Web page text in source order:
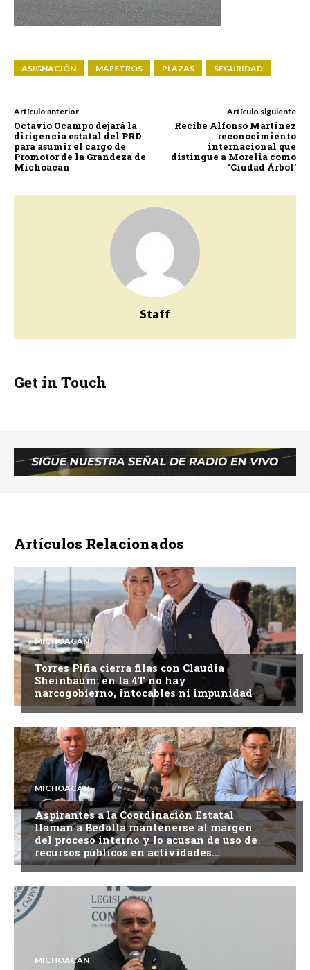
ASIGNACIÓN MAESTROS PLAZAS SEGURIDAD
Artículo anterior
Octavio Ocampo dejará la
dirigencia estatal del PRD
para asumir el cargo de
Promotor de la Grandeza de
Michoacán
Artículo siguiente
Recibe Alfonso Martínez
reconocimiento
internacional que
distingue a Morelia como
‘Ciudad Árbol’
Staff
Get in Touch
Artículos Relacionados
MICHOACÁN
Torres Piña cierra filas con Claudia
Sheinbaum: en la 4T no hay
narcogobierno, intocables ni impunidad
MICHOACÁN
Aspirantes a la Coordinación Estatal
llaman a Bedolla mantenerse al margen
del proceso interno y lo acusan de uso de
recursos públicos en actividades...
MICHOACÁN